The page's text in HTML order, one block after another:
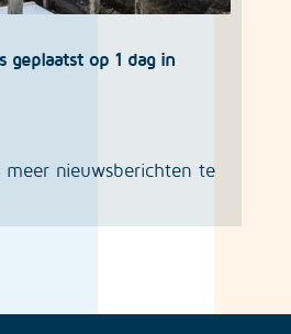
geplaatst op 1 dag in
nieuwsberichten te